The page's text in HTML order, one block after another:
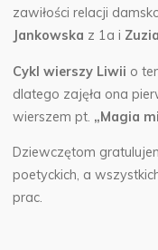
zawiłości relacji
Jankowska z 1a i
Cykl wierszy Liwii o
dlatego zajęła ona
wierszem pt. „Magia
Dziewczętom
poetyckich, a
prac.